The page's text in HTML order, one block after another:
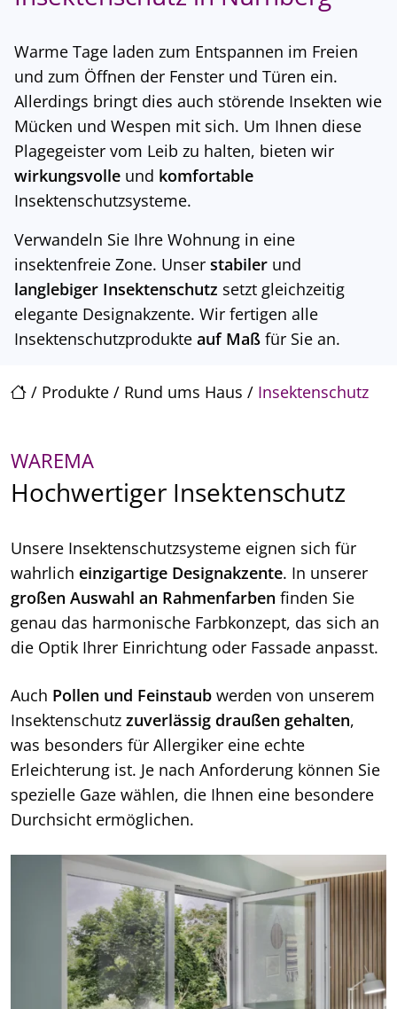
/ Produkte / Rund ums Haus / Insektenschutz
Warme Tage laden zum Entspannen im Freien
und zum Öffnen der Fenster und Türen ein.
Allerdings bringt dies auch störende Insekten wie
Mücken und Wespen mit sich. Um Ihnen diese
Plagegeister vom Leib zu halten, bieten wir
wirkungsvolle und komfortable
Insektenschutzsysteme.
Verwandeln Sie Ihre Wohnung in eine
insektenfreie Zone. Unser stabiler und
langlebiger Insektenschutz setzt gleichzeitig
elegante Designakzente. Wir fertigen alle
Insektenschutzprodukte auf Maß für Sie an.
WAREMA
Hochwertiger Insektenschutz
Unsere Insektenschutzsysteme eignen sich für
wahrlich einzigartige Designakzente. In unserer
großen Auswahl an Rahmenfarben finden Sie
genau das harmonische Farbkonzept, das sich an
die Optik Ihrer Einrichtung oder Fassade anpasst.
Auch Pollen und Feinstaub werden von unserem
Insektenschutz zuverlässig draußen gehalten,
was besonders für Allergiker eine echte
Erleichterung ist. Je nach Anforderung können Sie
spezielle Gaze wählen, die Ihnen eine besondere
Durchsicht ermöglichen.